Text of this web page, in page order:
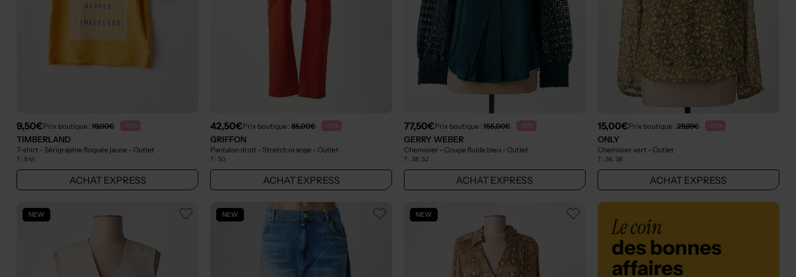
9,50€Prix boutique :19,00€ -50%
TIMBERLAND
T-shirt - Sérigraphie floquée jaune - Outlet
T :9 M
ACHAT EXPRESS
42,50€Prix boutique :85,00€ -50%
GRIFFON
Pantalon droit - Stretch orange - Outlet
T :50
ACHAT EXPRESS
77,50€Prix boutique : 155,00€ -50%
GERRY WEBER
Chemisier - Coupe fluide bleu - Outlet
T : 38, 52
ACHAT EXPRESS
15,00€Prix boutique : 29,99€ -50%
ONLY
Chemisier vert - Outlet
T : 36, 38
ACHAT EXPRESS
NEW NEW NEW